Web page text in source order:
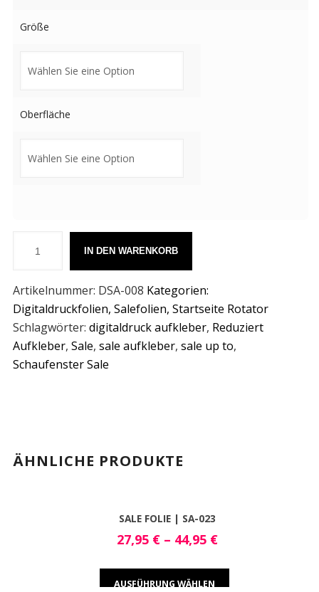
Größe
Oberfläche
IN DEN WARENKORB
Artikelnummer: DSA-008 Kategorien:
Digitaldruckfolien, Salefolien, Startseite Rotator
Schlagwörter: digitaldruck aufkleber, Reduziert
Aufkleber, Sale, sale aufkleber, sale up to,
Schaufenster Sale
ÄHNLICHE PRODUKTE
SALE FOLIE | SA-023
27,95 €– 44,95 €
AUSFÜHRUNG WÄHLEN